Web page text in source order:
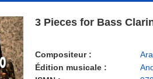
3 Pieces for Bass
Compositeur :
Édition musicale :